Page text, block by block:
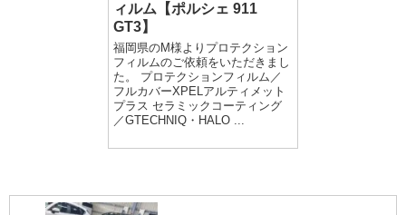
ィルム【ポルシェ 911
GT3】
福岡県のM様よりプロテクション
フィルムのご依頼をいただきまし
た。 プロテクションフィルム／
フルカバーXPELアルティメット
プラス セラミックコーティング
／GTECHNIQ・HALO ...